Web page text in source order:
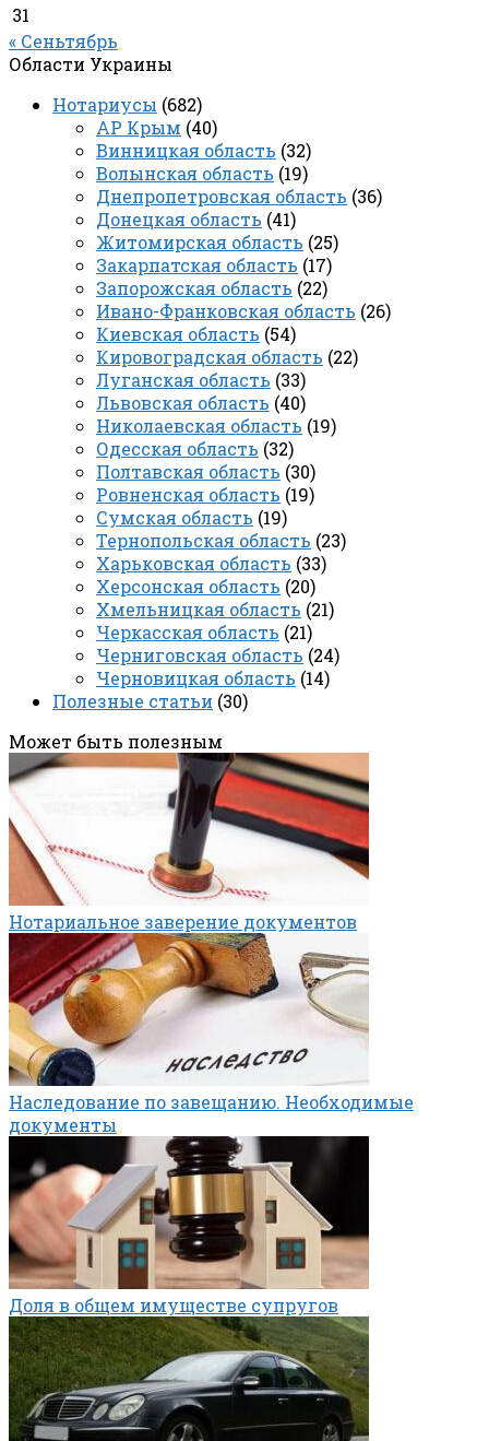
31
« Сеньтябрь
Области Украины
Нотариусы (682)
АР Крым (40)
Винницкая область (32)
Волынская область (19)
Днепропетровская область (36)
Донецкая область (41)
Житомирская область (25)
Закарпатская область (17)
Запорожская область (22)
Ивано-Франковская область (26)
Киевская область (54)
Кировоградская область (22)
Луганская область (33)
Львовская область (40)
Николаевская область (19)
Одесская область (32)
Полтавская область (30)
Ровненская область (19)
Сумская область (19)
Тернопольская область (23)
Харьковская область (33)
Херсонская область (20)
Хмельницкая область (21)
Черкасская область (21)
Черниговская область (24)
Черновицкая область (14)
Полезные статьи (30)
Может быть полезным
Нотариальное заверение документов
Наследование по завещанию. Необходимые
документы
Доля в общем имуществе супругов